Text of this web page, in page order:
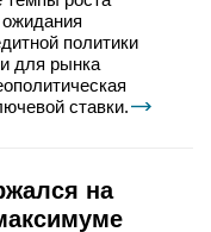
политики
для рынка
ставки.
на